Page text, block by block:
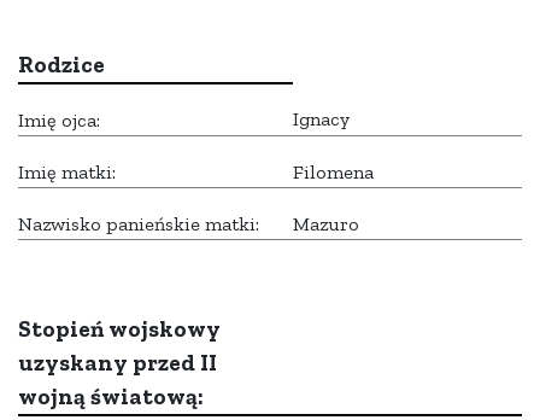
Rodzice
Imię ojca: Ignacy
Imię matki: Filomena
Nazwisko panieńskie matki: Mazuro
Stopień wojskowy
uzyskany przed II
wojną światową: